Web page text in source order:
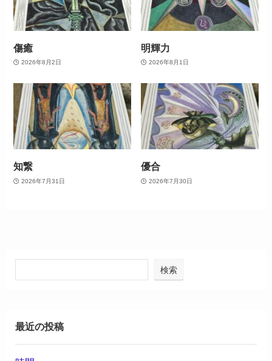
傷癒
2026年8月2日
明輝力
2026年8月1日
知繋
2026年7月31日
優合
2026年7月30日
検索
最近の投稿